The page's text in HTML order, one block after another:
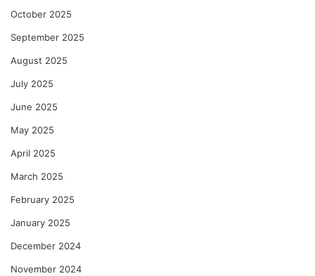
October 2025
September 2025
August 2025
July 2025
June 2025
May 2025
April 2025
March 2025
February 2025
January 2025
December 2024
November 2024